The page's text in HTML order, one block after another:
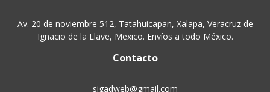
Av. 20 de noviembre 512, Tatahuicapan, Xalapa, Veracruz de
Ignacio de la Llave, Mexico. Envíos a todo México.
Contacto
sigadweb@gmail.com